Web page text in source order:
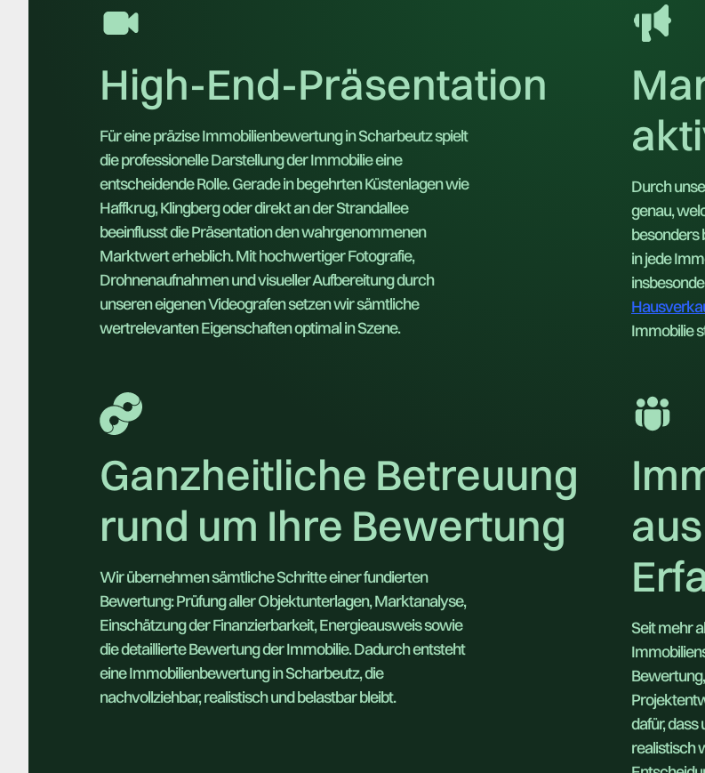
High-End-Präsentation
Für eine präzise Immobilienbewertung in Scharbeutz spielt
die professionelle Darstellung der Immobilie eine
entscheidende Rolle. Gerade in begehrten Küstenlagen wie
Haffkrug, Klingberg oder direkt an der Strandallee
beeinflusst die Präsentation den wahrgenommenen
Marktwert erheblich. Mit hochwertiger Fotografie,
Drohnenaufnahmen und visueller Aufbereitung durch
unseren eigenen Videografen setzen wir sämtliche
wertrelevanten Eigenschaften optimal in Szene.
Durch
genau,
besonders
in jede
Immobilie
Ganzheitliche Betreuung
rund um Ihre Bewertung
Wir übernehmen sämtliche Schritte einer fundierten
Bewertung: Prüfung aller Objektunterlagen, Marktanalyse,
Einschätzung der Finanzierbarkeit, Energieausweis sowie
die detaillierte Bewertung der Immobilie. Dadurch entsteht
eine Immobilienbewertung in Scharbeutz, die
nachvollziehbar, realistisch und belastbar bleibt.
Seit mehr
dafür,
realistisch